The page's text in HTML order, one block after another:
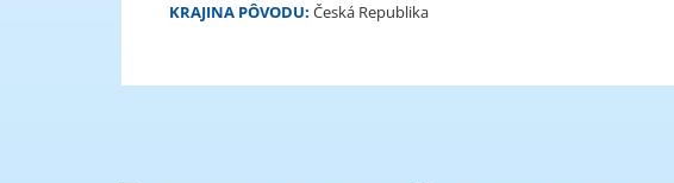
KRAJINA PÔVODU: Česká Republika